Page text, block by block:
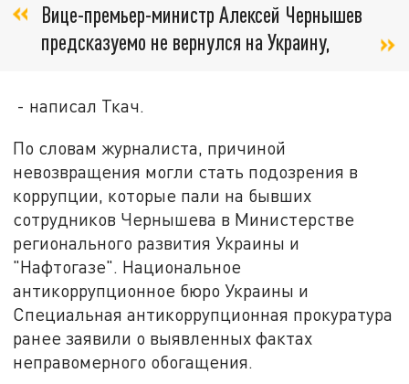
Вице-премьер-министр Алексей Чернышев
предсказуемо не вернулся на Украину,
- написал Ткач.
По словам журналиста, причиной
невозвращения могли стать подозрения в
коррупции, которые пали на бывших
сотрудников Чернышева в Министерстве
регионального развития Украины и
"Нафтогазе". Национальное
антикоррупционное бюро Украины и
Специальная антикоррупционная прокуратура
ранее заявили о выявленных фактах
неправомерного обогащения.